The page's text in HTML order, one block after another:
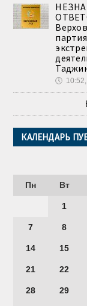
🕔
КАЛЕНДАРЬ
Пн Вт
1
7 8
14 15
21 22
28 29